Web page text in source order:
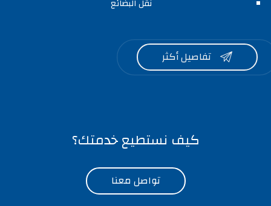
نقل البضائع
 تفاصيل أكثر
كيف نستطيع خدمتك؟
تواصل معنا